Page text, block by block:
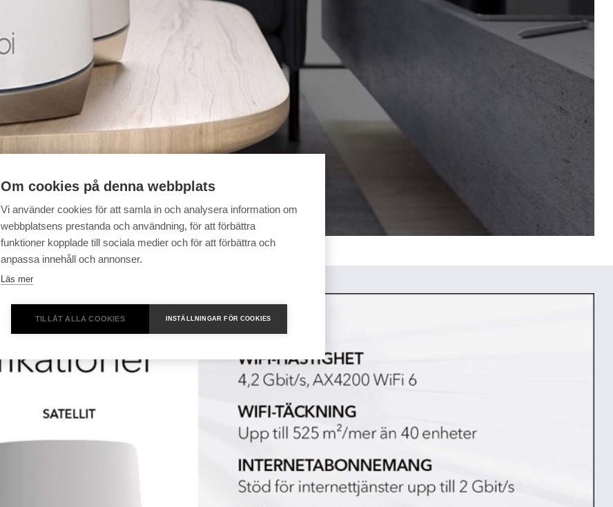
Om cookies på denna webbplats
Vi använder cookies för att samla in och analysera information om
webbplatsens prestanda och användning, för att förbättra
funktioner kopplade till sociala medier och för att förbättra och
anpassa innehåll och annonser.
Läs mer
TILLÅT ALLA COOKIES INSTÄLLNINGAR FÖR COOKIES